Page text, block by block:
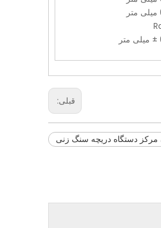
قبلی:
دستگاه دریچه سنگ زنی